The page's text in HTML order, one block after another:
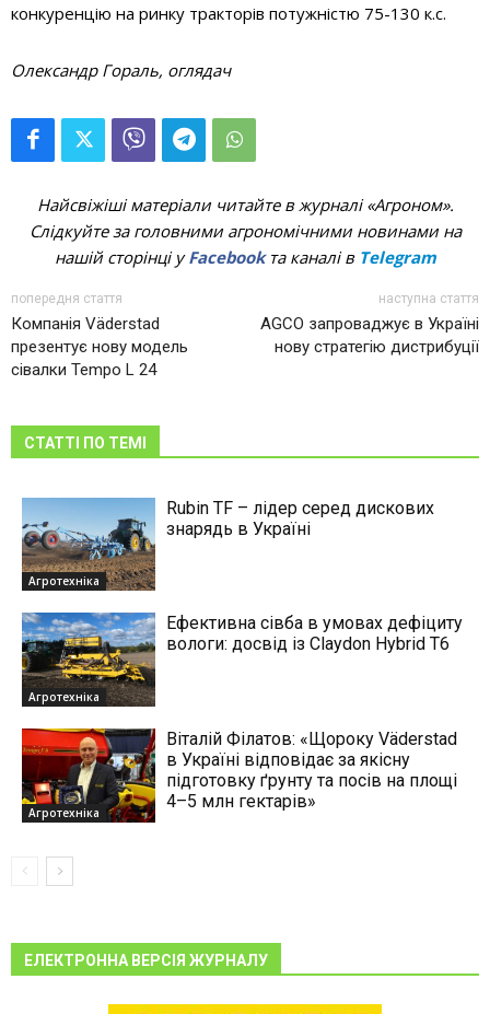
конкуренцію на ринку тракторів потужністю 75-130 к.с.
Олександр Гораль, оглядач
Найсвіжіші матеріали читайте в журналі «Агроном».
Слідкуйте за головними агрономічними новинами на
нашій сторінці уFacebookта каналі в Telegram
попередня стаття
Компанія Väderstad
презентує нову модель
сівалки Tempo L 24
наступна стаття
AGCO запроваджує в Україні
нову стратегію дистрибуції
СТАТТІ ПО ТЕМІ
Агротехніка
Rubin TF – лідер серед дискових
знарядь в Україні
Агротехніка
Ефективна сівба в умовах дефіциту
вологи: досвід із Claydon Hybrid Т6
Агротехніка
Віталій Філатов: «Щороку Väderstad
в Україні відповідає за якісну
підготовку ґрунту та посів на площі
4–5 млн гектарів»
ЕЛЕКТРОННА ВЕРСІЯ ЖУРНАЛУ